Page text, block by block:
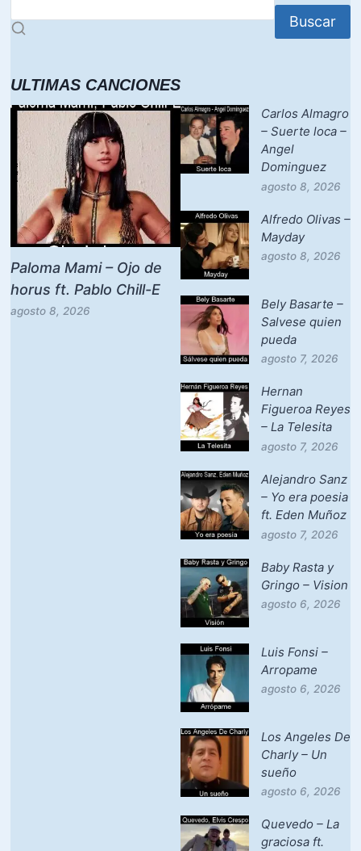
Buscar
ULTIMAS CANCIONES
Paloma Mami – Ojo de
horus ft. Pablo Chill-E
agosto 8, 2026
Carlos Almagro
– Suerte loca –
Angel
Dominguez
agosto 8, 2026
Alfredo Olivas –
Mayday
agosto 8, 2026
Bely Basarte –
Salvese quien
pueda
agosto 7, 2026
Hernan
Figueroa Reyes
– La Telesita
agosto 7, 2026
Alejandro Sanz
– Yo era poesia
ft. Eden Muñoz
agosto 7, 2026
Baby Rasta y
Gringo – Vision
agosto 6, 2026
Luis Fonsi –
Arropame
agosto 6, 2026
Los Angeles De
Charly – Un
sueño
agosto 6, 2026
Quevedo – La
graciosa ft.